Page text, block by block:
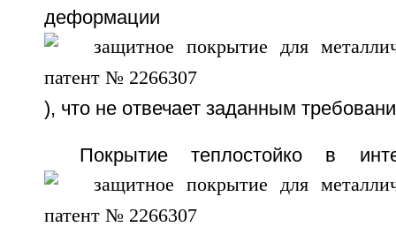
), что не отвечает заданным
Покрытие теплостойко в